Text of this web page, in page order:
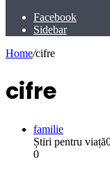
Facebook
Sidebar
Home/cifre
cifre
familie
Știri pentru viață
0